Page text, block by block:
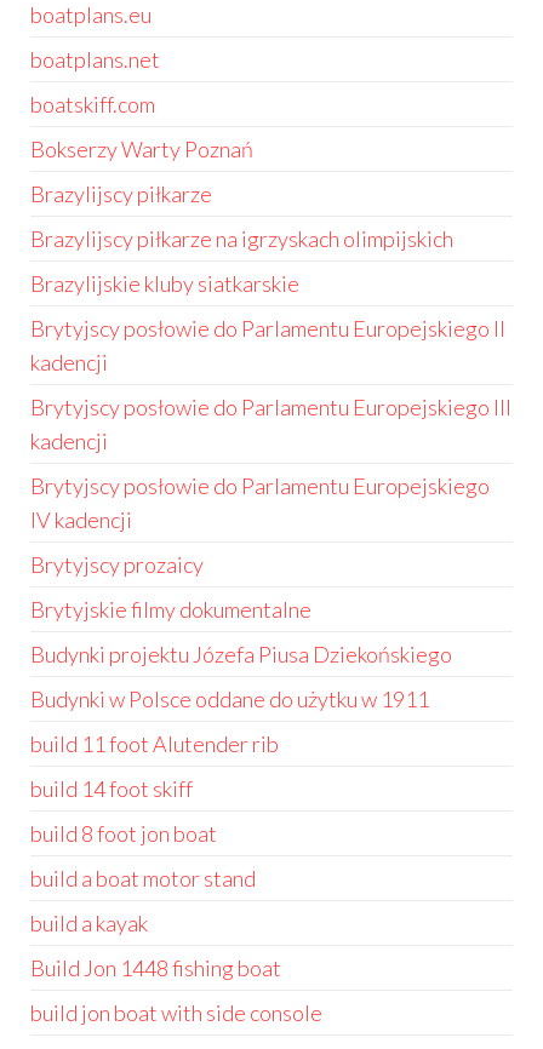
boatplans.eu
boatplans.net
boatskiff.com
Bokserzy Warty Poznań
Brazylijscy piłkarze
Brazylijscy piłkarze na igrzyskach olimpijskich
Brazylijskie kluby siatkarskie
Brytyjscy posłowie do Parlamentu Europejskiego II
kadencji
Brytyjscy posłowie do Parlamentu Europejskiego III
kadencji
Brytyjscy posłowie do Parlamentu Europejskiego
IV kadencji
Brytyjscy prozaicy
Brytyjskie filmy dokumentalne
Budynki projektu Józefa Piusa Dziekońskiego
Budynki w Polsce oddane do użytku w 1911
build 11 foot Alutender rib
build 14 foot skiff
build 8 foot jon boat
build a boat motor stand
build a kayak
Build Jon 1448 fishing boat
build jon boat with side console